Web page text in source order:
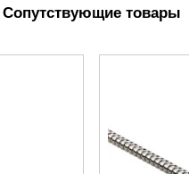
Сопутствующие товары